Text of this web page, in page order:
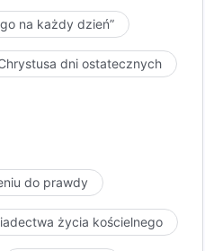
na każdy dzień”
dni ostatecznych
do prawdy
życia kościelnego